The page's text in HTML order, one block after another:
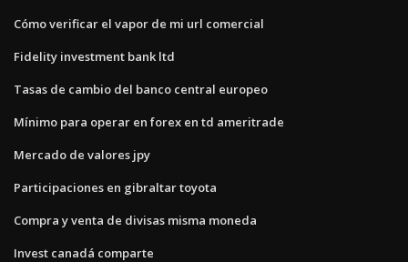
Cómo verificar el vapor de mi url comercial
Fidelity investment bank ltd
Tasas de cambio del banco central europeo
Mínimo para operar en forex en td ameritrade
Mercado de valores jpy
Participaciones en gibraltar toyota
Compra y venta de divisas misma moneda
Invest canadá comparte